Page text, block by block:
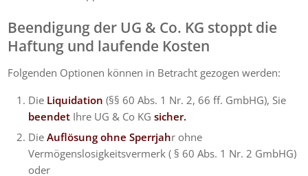
Beendigung der UG & Co. KG stoppt die
Haftung und laufende Kosten
Folgenden Optionen können in Betracht gezogen werden:
Die Liquidation (§§ 60 Abs. 1 Nr. 2, 66 ff. GmbHG), Sie
beendet Ihre UG & Co KGsicher.
DieAuflösung ohne Sperrjahr ohne
Vermögenslosigkeitsvermerk ( § 60 Abs. 1 Nr. 2 GmbHG)
oder